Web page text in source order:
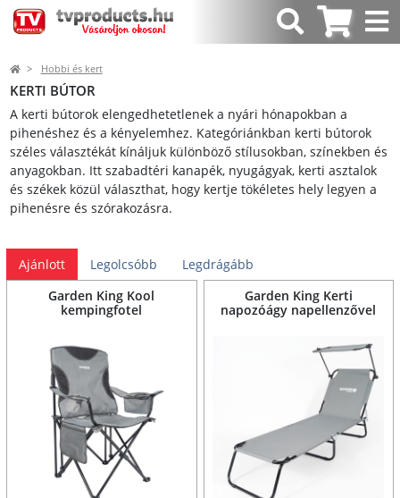
Hobbi és kert
KERTI BÚTOR
A kerti bútorok elengedhetetlenek a nyári hónapokban a
pihenéshez és a kényelemhez. Kategóriánkban kerti bútorok
széles választékát kínáljuk különböző stílusokban, színekben és
anyagokban. Itt szabadtéri kanapék, nyugágyak, kerti asztalok
és székek közül választhat, hogy kertje tökéletes hely legyen a
pihenésre és szórakozásra.
Ajánlott Legolcsóbb
Legdrágább
Garden King Kool
kempingfotel
Garden King Kerti
napozóágy napellenzővel